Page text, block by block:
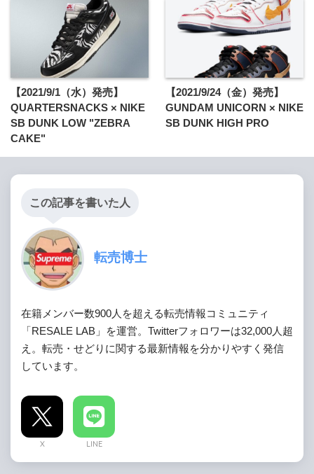
【2021/9/1（水）発売】
QUARTERSNACKS × NIKE
SB DUNK LOW "ZEBRA
CAKE"
【2021/9/24（金）発売】
GUNDAM UNICORN × NIKE
SB DUNK HIGH PRO
この記事を書いた人
転売博士
在籍メンバー数900人を超える転売情報コミュニティ
「RESALE LAB」を運営。Twitterフォロワーは32,000人超
え。転売・せどりに関する最新情報を分かりやすく発信
しています。
X LINE